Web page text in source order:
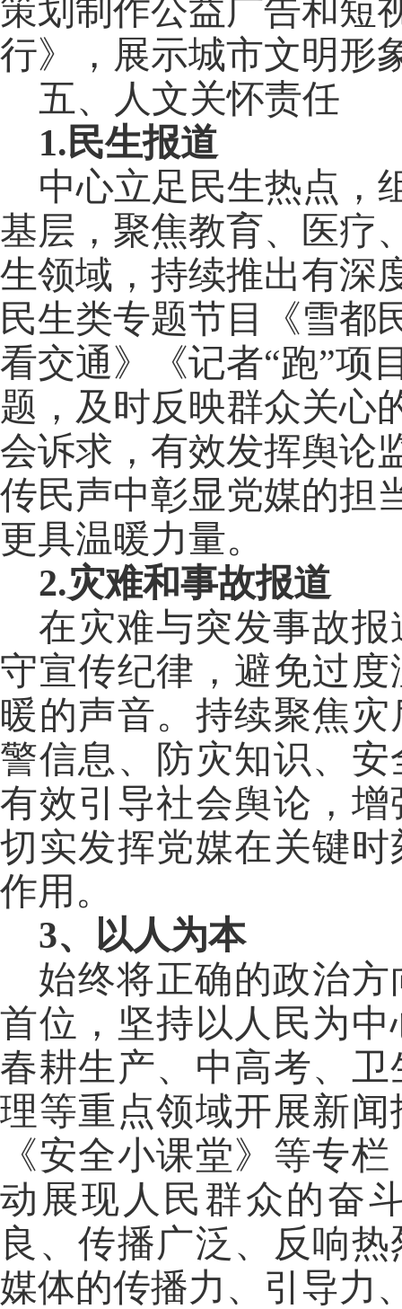
策划制作公益广告和短
行》，展示城市文明形
五、人文关怀责任
1.民生报道
中心立足民生热点，
基层，聚焦教育、医疗
生领域，持续推出有深
民生类专题节目《雪都
看交通》《记者“跑”项
题，及时反映群众关心
会诉求，有效发挥舆论
传民声中彰显党媒的担
更具温暖力量。
2.灾难和事故报道
在灾难与突发事故
守宣传纪律，避免过
暖的声音。持续聚焦
警信息、防灾知识、
有效引导社会舆论，
切实发挥党媒在关键
作用。
3、以人为本
始终将正确的政治
首位，坚持以人民为
春耕生产、中高考、
理等重点领域开展新
《安全小课堂》等专
动展现人民群众的奋
良、传播广泛、反响
媒体的传播力、引导力